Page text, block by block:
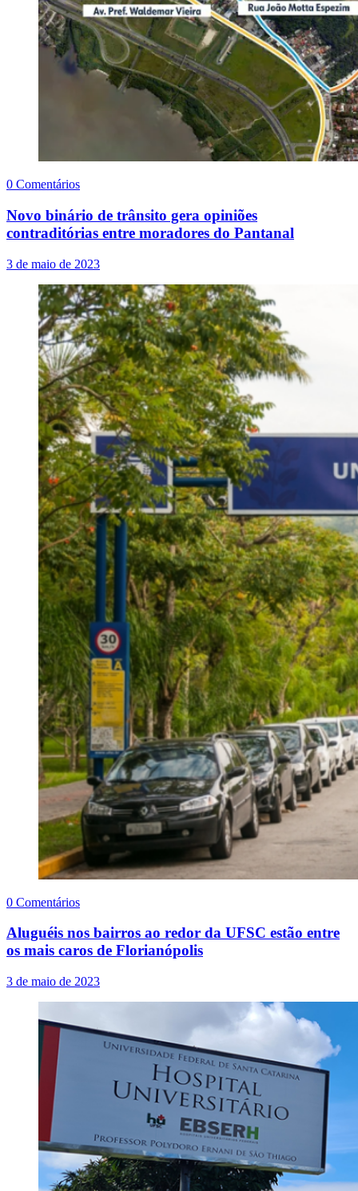
0 Comentários
Novo binário de trânsito gera opiniões
contraditórias entre moradores do Pantanal
3 de maio de 2023
0 Comentários
Aluguéis nos bairros ao redor da UFSC estão entre
os mais caros de Florianópolis
3 de maio de 2023